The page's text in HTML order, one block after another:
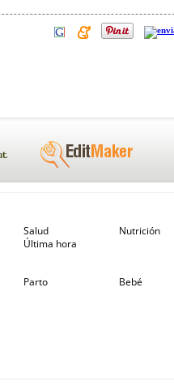
Salud
Nutrición
Última hora
Parto Bebé